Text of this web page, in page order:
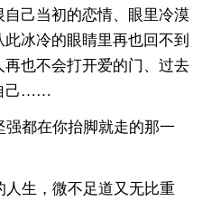
己当初的恋情、眼里冷漠
冰冷的眼睛里再也回不到
也不会打开爱的门、过去
己……
都在你抬脚就走的那一
生，微不足道又无比重